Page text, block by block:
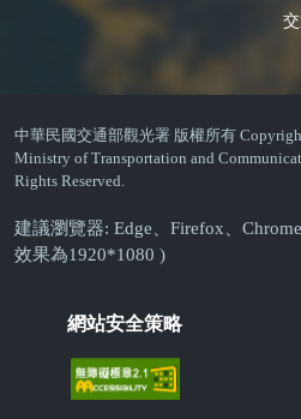
中華民國交通部觀光署 版權所有
Ministry of Transportation and
Rights Reserved.
建議瀏覽器: Edge、Firefox、
效果為1920*1080 )
網站安全策略